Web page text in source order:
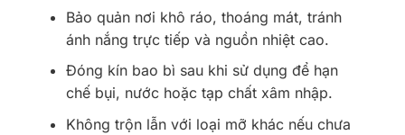
Bảo quản nơi khô ráo, thoáng mát, tránh
ánh nắng trực tiếp và nguồn nhiệt cao.
Đóng kín bao bì sau khi sử dụng để hạn
chế bụi, nước hoặc tạp chất xâm nhập.
Không trộn lẫn với loại mỡ khác nếu chưa